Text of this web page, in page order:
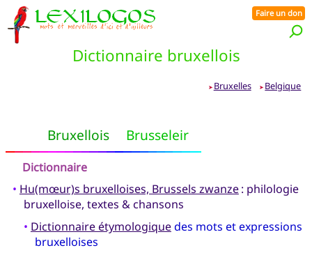
Dictionnaire bruxellois
Faire un don
➤ Bruxelles ➤ Belgique
Bruxellois Brusseleir
Dictionnaire
• Hu(mœur)s bruxelloises, Brussels zwanze: philologie
bruxelloise, textes & chansons
• Dictionnaire étymologiquedes mots et expressions
bruxelloises